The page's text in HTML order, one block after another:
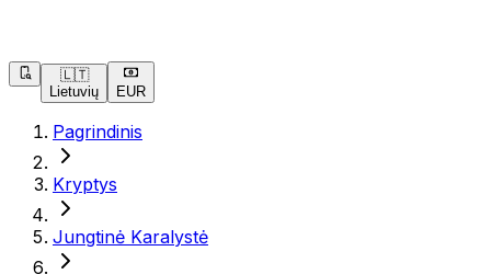
🇱🇹
Lietuvių
EUR
Pagrindinis
Kryptys
Jungtinė Karalystė